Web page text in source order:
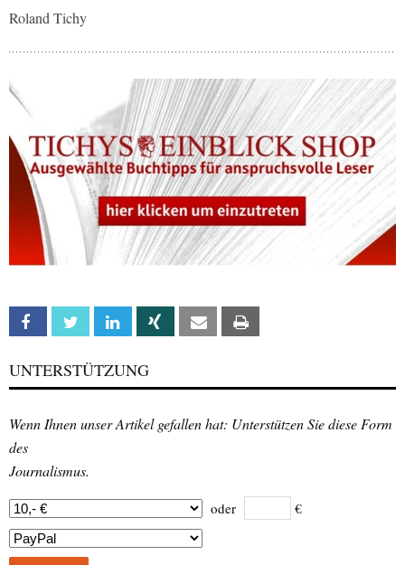
Roland Tichy
Facebook Twitter Linkedin Xing Email
UNTERSTÜTZUNG
Wenn Ihnen unser Artikel gefallen hat: Unterstützen Sie diese Form
des
Journalismus.
oder €